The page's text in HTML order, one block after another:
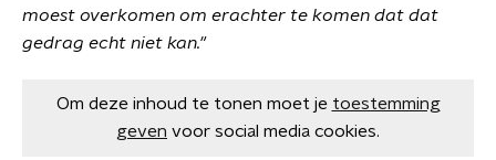
moest overkomen om erachter te komen dat dat
gedrag echt niet kan."
Om deze inhoud te tonen moet je toestemming
geven voor social media cookies.